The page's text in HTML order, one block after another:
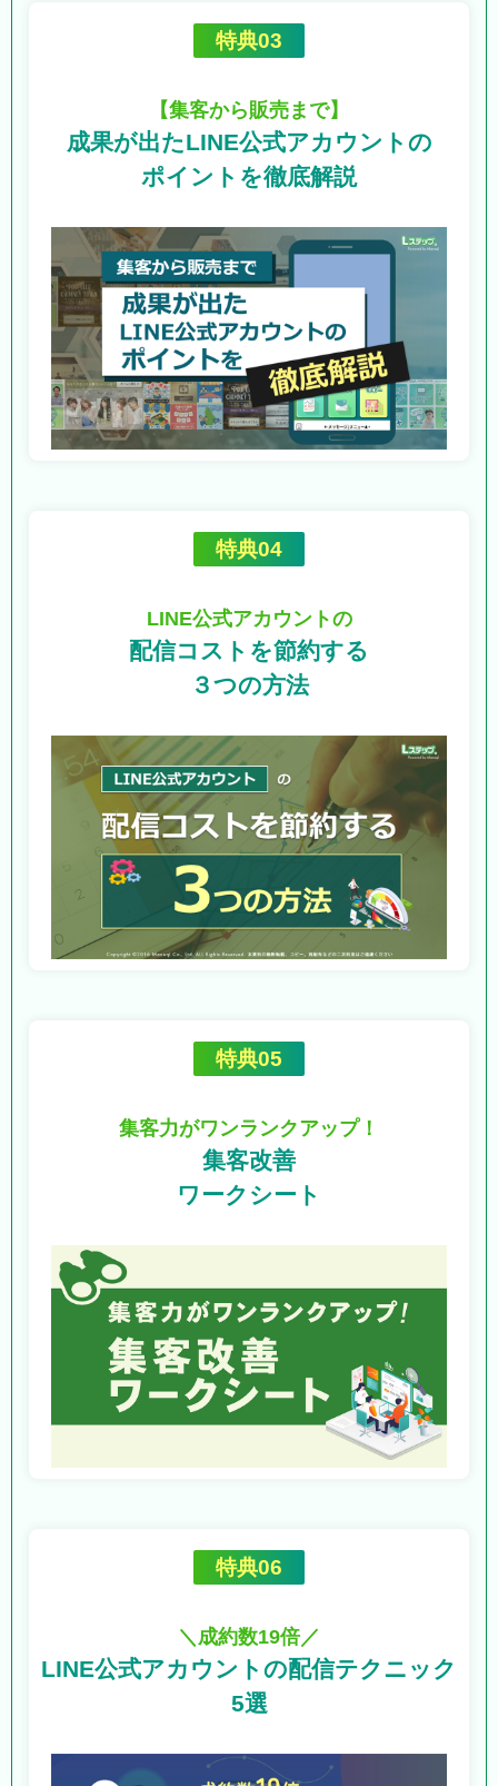
特典03
【集客から販売まで】
成果が出たLINE公式アカウントの
ポイントを徹底解説
特典04
LINE公式アカウントの
配信コストを節約する
３つの方法
特典05
集客力がワンランクアップ！
集客改善
ワークシート
特典06
＼成約数19倍／
LINE公式アカウントの配信テクニック
5選